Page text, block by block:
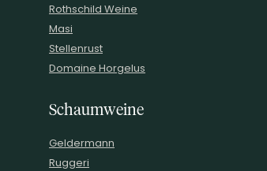
Rothschild Weine
Masi
Stellenrust
Domaine Horgelus
Schaumweine
Geldermann
Ruggeri